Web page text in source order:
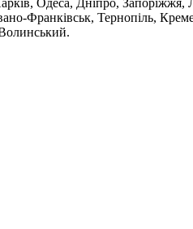
Франківськ, Тернопіль,